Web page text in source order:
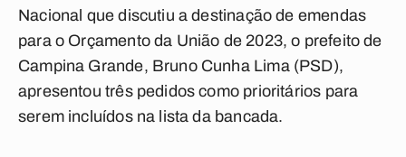
Nacional que discutiu a destinação de emendas
para o Orçamento da União de 2023, o prefeito de
Campina Grande, Bruno Cunha Lima (PSD),
apresentou três pedidos como prioritários para
serem incluídos na lista da bancada.